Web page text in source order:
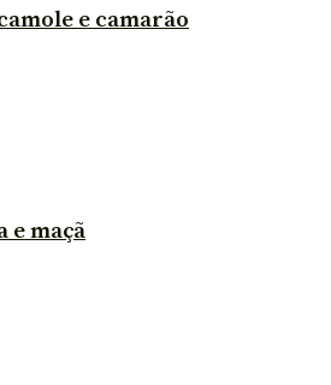
e camarão
e maçã